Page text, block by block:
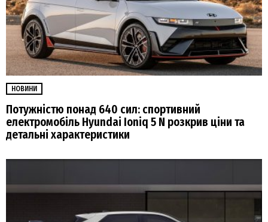
НОВИНИ
Потужністю понад 640 сил: спортивний
електромобіль Hyundai Ioniq 5 N розкрив ціни та
детальні характеристики